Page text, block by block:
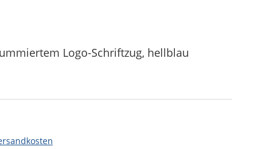
Logo-Schriftzug, hellblau